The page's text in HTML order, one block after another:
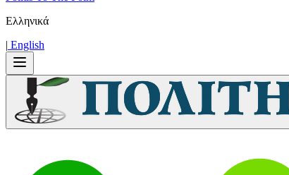
Ελληνικά
| Εnglish